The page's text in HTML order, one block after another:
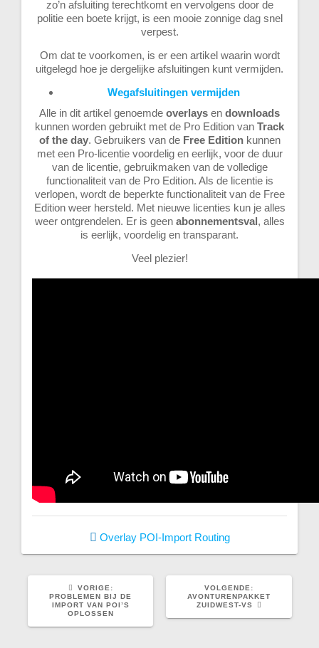
zo’n afsluiting terechtkomt en vervolgens door de
politie een boete krijgt, is een mooie zonnige dag snel
verpest.
Om dat te voorkomen, is er een artikel waarin wordt
uitgelegd hoe je dergelijke afsluitingen kunt vermijden.
Wegafsluitingen vermijden
Alle in dit artikel genoemde overlays en downloads
kunnen worden gebruikt met de Pro Edition van Track
of the day. Gebruikers van de Free Editionkunnen
met een Pro-licentie voordelig en eerlijk, voor de duur
van de licentie, gebruikmaken van de volledige
functionaliteit van de Pro Edition. Als de licentie is
verlopen, wordt de beperkte functionaliteit van de Free
Edition weer hersteld. Met nieuwe licenties kun je alles
weer ontgrendelen. Er is geen abonnementsval, alles
is eerlijk, voordelig en transparant.
Veel plezier!
Overlay POI-Import Routing
VORIGE:VORIG
BERICHT:
PROBLEMEN BIJ DE
IMPORT VAN POI’S
OPLOSSEN
VOLGENDE:
BERICHT:
AVONTURENPAKKET
ZUIDWEST-VS